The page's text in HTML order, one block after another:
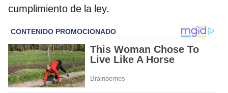
cumplimiento de la ley.